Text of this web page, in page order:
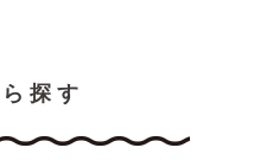
探す